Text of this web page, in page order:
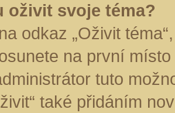
oživit svoje téma?
odkaz „Oživit
na první
tuto
také přidáním